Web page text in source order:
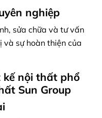
nghiệp
sửa chữa và tư vấn
sự hoàn thiện của
kế nội thất phổ
Sun Group